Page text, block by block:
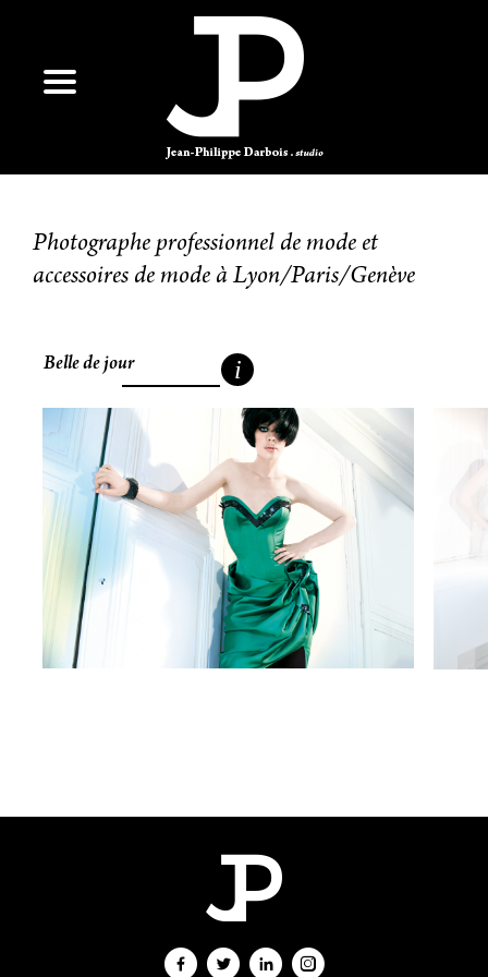
Photographe professionnel de mode et
accessoires de mode à Lyon/Paris/Genève
Belle de jour i
Max